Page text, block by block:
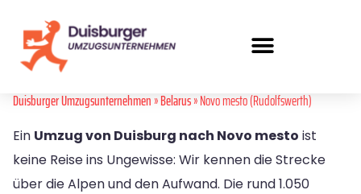
Duisburger Umzugsunternehmen»Belarus» Novo mesto (Rudolfswerth)
Ein Umzug von Duisburg nach Novo mesto ist
keine Reise ins Ungewisse: Wir kennen die Strecke
über die Alpen und den Aufwand. Die rund 1.050